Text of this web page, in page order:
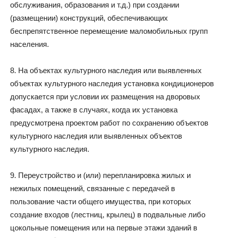
обслуживания, образования и т.д.) при создании
(размещении) конструкций, обеспечивающих
беспрепятственное перемещение маломобильных групп
населения.
8. На объектах культурного наследия или выявленных
объектах культурного наследия установка кондиционеров
допускается при условии их размещения на дворовых
фасадах, а также в случаях, когда их установка
предусмотрена проектом работ по сохранению объектов
культурного наследия или выявленных объектов
культурного наследия.
9. Переустройство и (или) перепланировка жилых и
нежилых помещений, связанные с передачей в
пользование части общего имущества, при которых
создание входов (лестниц, крылец) в подвальные либо
цокольные помещения или на первые этажи зданий в